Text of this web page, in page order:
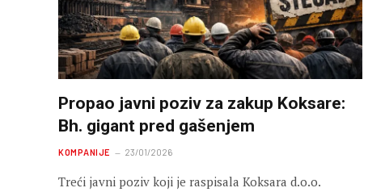
Propao javni poziv za zakup Koksare:
Bh. gigant pred gašenjem
KOMPANIJE 23/01/2026
Treći javni poziv koji je raspisala Koksara d.o.o.